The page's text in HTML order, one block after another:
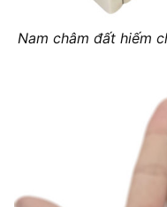
Nam châm đất hiếm